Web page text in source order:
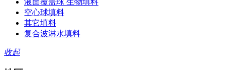
空心球填料
其它填料
复合波淋水填料
收起